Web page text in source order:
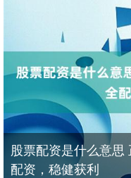
股票配资是什么意
配资，稳健获利